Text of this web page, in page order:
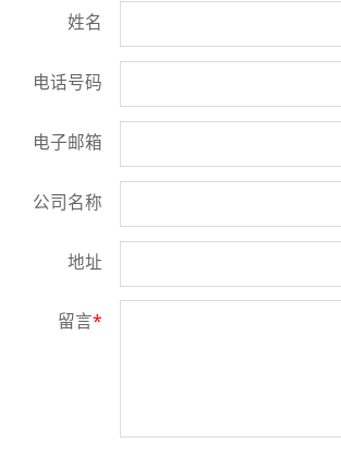
姓名
电话号码
电子邮箱
公司名称
地址
留言*